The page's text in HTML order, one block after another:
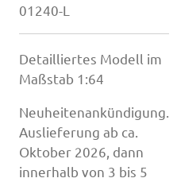
01240-L
Detailliertes Modell im
Maßstab 1:64
Neuheitenankündigung.
Auslieferung ab ca.
Oktober 2026, dann
innerhalb von 3 bis 5